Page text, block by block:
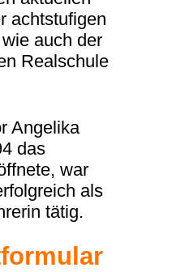
achtstufigen
auch der
Realschule
Angelika
das
war
als
tätig.